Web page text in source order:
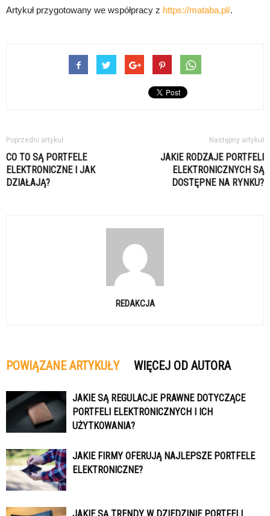
Artykuł przygotowany we współpracy z https://mataba.pl/.
Poprzedni artykuł
CO TO SĄ PORTFELE
ELEKTRONICZNE I JAK
DZIAŁAJĄ?
Następny artykuł
JAKIE RODZAJE PORTFELI
ELEKTRONICZNYCH SĄ
DOSTĘPNE NA RYNKU?
REDAKCJA
POWIĄZANE ARTYKUŁY WIĘCEJ OD AUTORA
JAKIE SĄ REGULACJE PRAWNE DOTYCZĄCE
PORTFELI ELEKTRONICZNYCH I ICH
UŻYTKOWANIA?
JAKIE FIRMY OFERUJĄ NAJLEPSZE PORTFELE
ELEKTRONICZNE?